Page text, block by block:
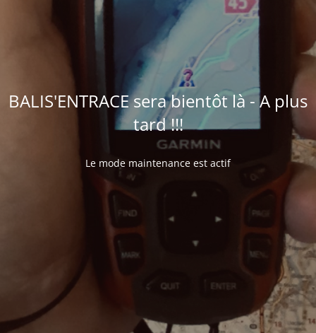
BALIS'ENTRACE sera bientôt là - A plus
tard !!!
Le mode maintenance est actif